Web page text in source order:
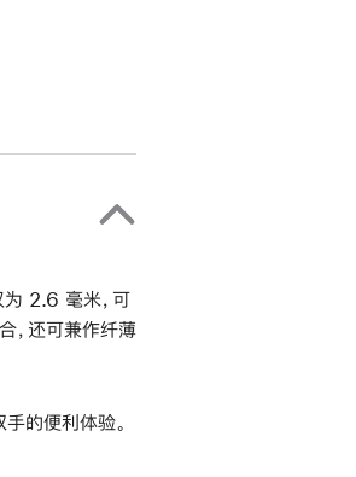
2.6 毫米，可
，还可兼作纤薄
的便利体验。